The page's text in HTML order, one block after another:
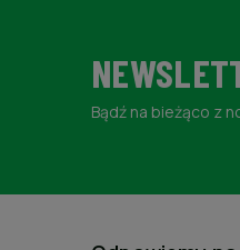
Bądź na bieżąco z